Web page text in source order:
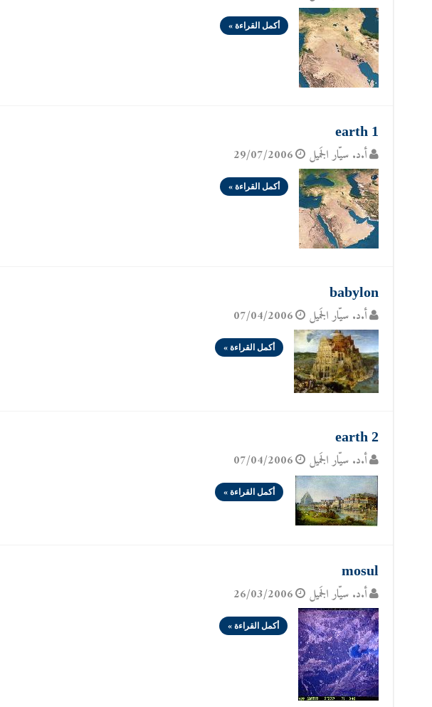
أكمل القراءة »
earth 1
أ.د. سيّار الجَميل 29/07/2006
أكمل القراءة »
babylon
أ.د. سيّار الجَميل 07/04/2006
أكمل القراءة »
earth 2
أ.د. سيّار الجَميل 07/04/2006
أكمل القراءة »
mosul
أ.د. سيّار الجَميل 26/03/2006
أكمل القراءة »